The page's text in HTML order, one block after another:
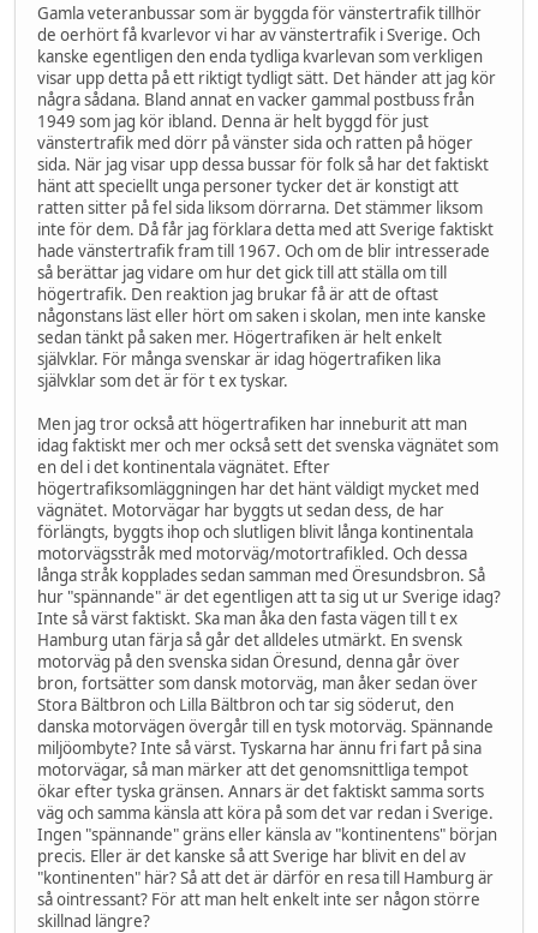
Gamla veteranbussar som är byggda för vänstertrafik tillhör
de oerhört få kvarlevor vi har av vänstertrafik i Sverige. Och
kanske egentligen den enda tydliga kvarlevan som verkligen
visar upp detta på ett riktigt tydligt sätt. Det händer att jag kör
några sådana. Bland annat en vacker gammal postbuss från
1949 som jag kör ibland. Denna är helt byggd för just
vänstertrafik med dörr på vänster sida och ratten på höger
sida. När jag visar upp dessa bussar för folk så har det faktiskt
hänt att speciellt unga personer tycker det är konstigt att
ratten sitter på fel sida liksom dörrarna. Det stämmer liksom
inte för dem. Då får jag förklara detta med att Sverige faktiskt
hade vänstertrafik fram till 1967. Och om de blir intresserade
så berättar jag vidare om hur det gick till att ställa om till
högertrafik. Den reaktion jag brukar få är att de oftast
någonstans läst eller hört om saken i skolan, men inte kanske
sedan tänkt på saken mer. Högertrafiken är helt enkelt
självklar. För många svenskar är idag högertrafiken lika
självklar som det är för t ex tyskar.
Men jag tror också att högertrafiken har inneburit att man
idag faktiskt mer och mer också sett det svenska vägnätet som
en del i det kontinentala vägnätet. Efter
högertrafiksomläggningen har det hänt väldigt mycket med
vägnätet. Motorvägar har byggts ut sedan dess, de har
förlängts, byggts ihop och slutligen blivit långa kontinentala
motorvägsstråk med motorväg/motortrafikled. Och dessa
långa stråk kopplades sedan samman med Öresundsbron. Så
hur "spännande" är det egentligen att ta sig ut ur Sverige idag?
Inte så värst faktiskt. Ska man åka den fasta vägen till t ex
Hamburg utan färja så går det alldeles utmärkt. En svensk
motorväg på den svenska sidan Öresund, denna går över
bron, fortsätter som dansk motorväg, man åker sedan över
Stora Bältbron och Lilla Bältbron och tar sig söderut, den
danska motorvägen övergår till en tysk motorväg. Spännande
miljöombyte? Inte så värst. Tyskarna har ännu fri fart på sina
motorvägar, så man märker att det genomsnittliga tempot
ökar efter tyska gränsen. Annars är det faktiskt samma sorts
väg och samma känsla att köra på som det var redan i Sverige.
Ingen "spännande" gräns eller känsla av "kontinentens" början
precis. Eller är det kanske så att Sverige har blivit en del av
"kontinenten" här? Så att det är därför en resa till Hamburg är
så ointressant? För att man helt enkelt inte ser någon större
skillnad längre?